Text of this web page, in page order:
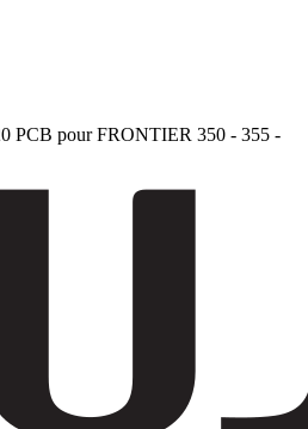
PCB pour FRONTIER 350 - 355 -